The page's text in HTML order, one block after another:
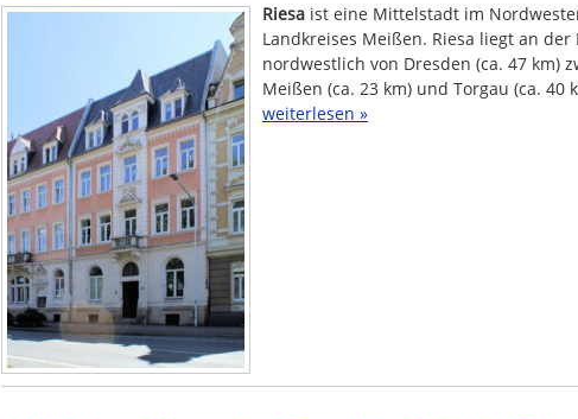
Riesa ist eine Mittelstadt im
Landkreises Meißen. Riesa liegt an der
nordwestlich von Dresden (ca. 47 km)
Meißen (ca. 23 km) und Torgau (ca. 40
weiterlesen »